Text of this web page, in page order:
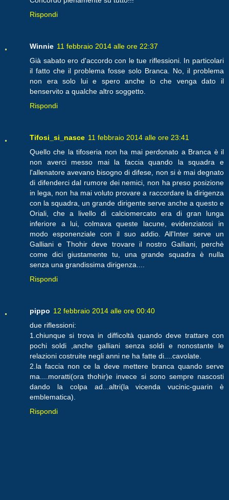
Rispondi
Winnie 11 febbraio 2014 alle ore 22:37
Già sabato ero d'accordo con le tue riflessioni. In particolari
il fatto che il problema fosse solo Branca. No, il problema
non era solo lui e spero anche io che venga dato il
benservito a qualche altro soggetto.
Rispondi
Tifosi_si_nasce 11 febbraio 2014 alle ore 23:41
Quello che la tifoseria non ha mai perdonato a Branca è il
non averci messo mai la faccia quando la squadra e
l'allenatore avevano bisogno di difese, non si è mai degnato
di difenderci dal rumore dei nemici, non ha preso posizione
in lega, non ha mai voluto provare a raccordare la dirigenza
con la squadra, un grande dirigente serve anche a questo e
Oriali, che a livello di calciomercato era di gran lunga
inferiore a lui, colmava queste lacune, evidenziatosi in
modo esponenziale con il suo addio. All'Inter serve un
Galliani e Thohir deve trovare il nostro Galliani, perchè
come dici giustamente tu, una grande squadra è nulla
senza una grandissima dirigenza....
Rispondi
pippo 12 febbraio 2014 alle ore 00:40
due riflessioni:
1.chiunque si trova in difficoltà quando deve trattare con
pochi soldi ,anche galliani senza soldi e nonostante le
relazioni costruite negli anni ne ha fatte di....cavolate.
2.la faccia non ce la deve mettere branca quando serve
ma....moratti(ora thohir)e invece si sono sempre nascosti
dando la colpa ad...altri(la vicenda vucinic-guarin è
emblematica).
Rispondi